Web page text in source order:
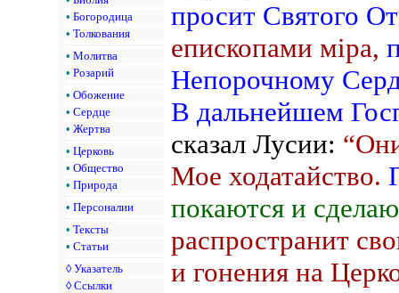
• Богородица
• Толкования
• Молитва
• Розарий
• Обожение
• Сердце
• Жертва
• Церковь
• Общество
• Природа
• Персоналии
• Тексты
• Статьи
◊ Указатель
◊ Ссылки
просит Святого
епископами мiра,
Непорочному
В дальнейшем
сказал Лусии:
Мое ходатайство.
покаются и
распространит
и гонения на